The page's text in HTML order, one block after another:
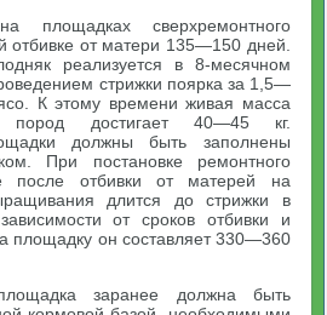
площадках сверхремонтного
отбивке от матери 135—150 дней.
реализуется в 8-месячном
стрижки поярка за 1,5—
К этому времени живая масса
пород достигает 40—45 кг.
должны быть заполнены
При постановке ремонтного
после отбивки от матерей на
длится до стрижки в
от сроков отбивки и
площадку он составляет 330—360
заранее должна быть